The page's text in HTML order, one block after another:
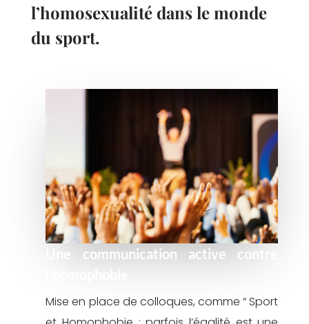
l’homosexualité dans le monde
du sport.
Une communication active contre
Mise en place de colloques, comme “ Sport